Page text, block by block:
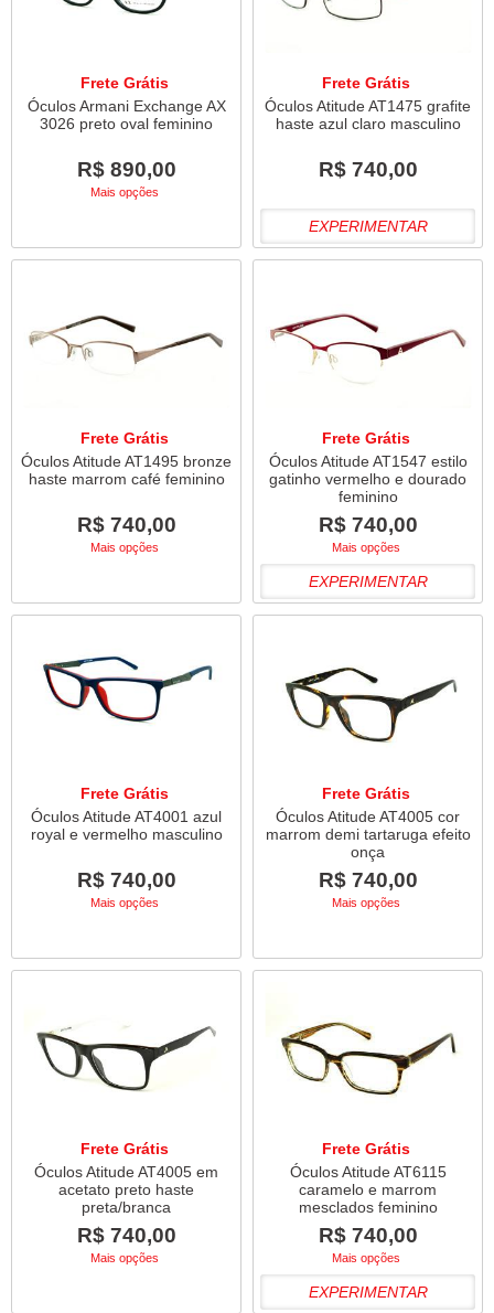
Frete Grátis
Óculos Armani Exchange AX
3026 preto oval feminino
R$ 890,00
Mais opções
Frete Grátis
Óculos Atitude AT1475 grafite
haste azul claro masculino
R$ 740,00
EXPERIMENTAR
Frete Grátis
Óculos Atitude AT1495 bronze
haste marrom café feminino
R$ 740,00
Mais opções
Frete Grátis
Óculos Atitude AT1547 estilo
gatinho vermelho e dourado
feminino
R$ 740,00
Mais opções
EXPERIMENTAR
Frete Grátis
Óculos Atitude AT4001 azul
royal e vermelho masculino
R$ 740,00
Mais opções
Frete Grátis
Óculos Atitude AT4005 cor
marrom demi tartaruga efeito
onça
R$ 740,00
Mais opções
Frete Grátis
Óculos Atitude AT4005 em
acetato preto haste
preta/branca
R$ 740,00
Mais opções
Frete Grátis
Óculos Atitude AT6115
caramelo e marrom
mesclados feminino
R$ 740,00
Mais opções
EXPERIMENTAR